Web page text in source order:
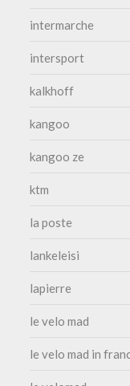
intermarche
intersport
kalkhoff
kangoo
kangoo ze
ktm
la poste
lankeleisi
lapierre
le velo mad
le velo mad in